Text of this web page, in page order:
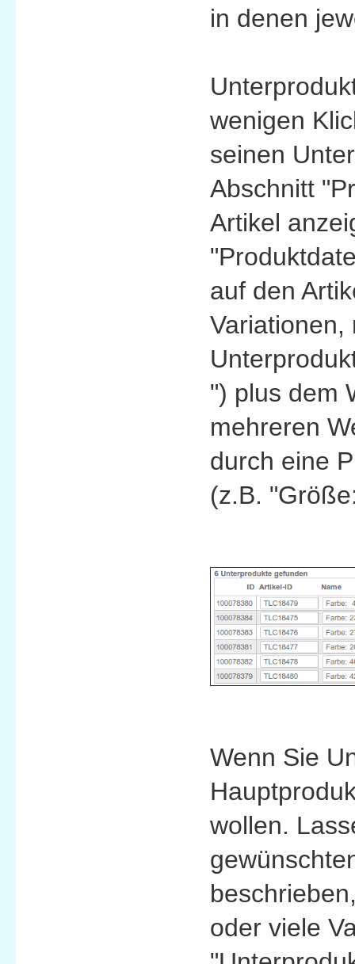
in denen
wenigen
seinen
Abschnitt
Artikel
auf den
Variationen,
") plus dem
mehreren
durch eine
(z.B.
Wenn Sie
wollen.
oder viele